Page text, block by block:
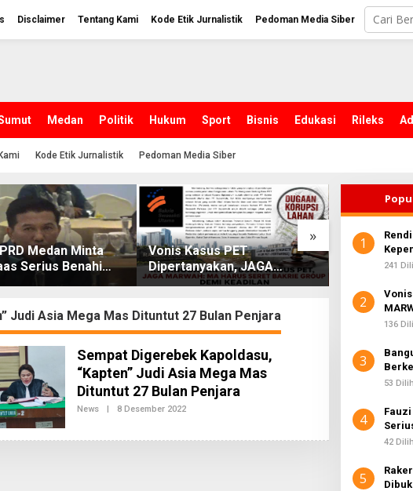
Disclaimer Tentang Kami Kode Etik Jurnalistik Pedoman Media Siber
Medan Politik Hukum Sport Bisnis Edukasi Rileks
Kode Etik Jurnalistik Pedoman Media Siber
»
Medan Minta
Serius Benahi
Vonis Kasus PET
Dipertanyakan, JAGA
MARWAH Minta MA Usut
Raker
2026 Resmi
Judi Asia Mega Mas Dituntut 27 Bulan Penjara
Sempat Digerebek Kapoldasu,
“Kapten” Judi Asia Mega Mas
Dituntut 27 Bulan Penjara
News | 8 Desember 2022Oleh
1
241
2
136
3
53
4
Fauzi
Jalan
42
5